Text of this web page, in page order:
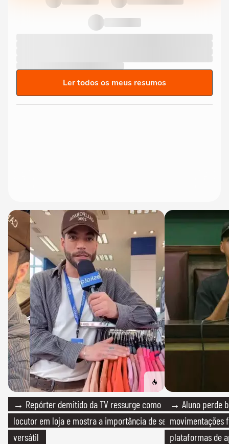
Ler todos os meus resumos
→ Repórter demitido da TV ressurge como
locutor em loja e mostra a importância de ser
versátil
→ Aluno perde
movimentações
plataformas de